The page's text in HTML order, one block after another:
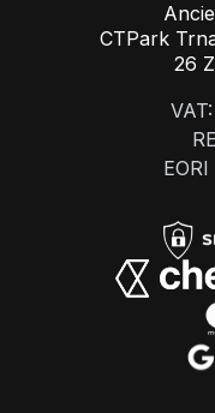
CTPark
26